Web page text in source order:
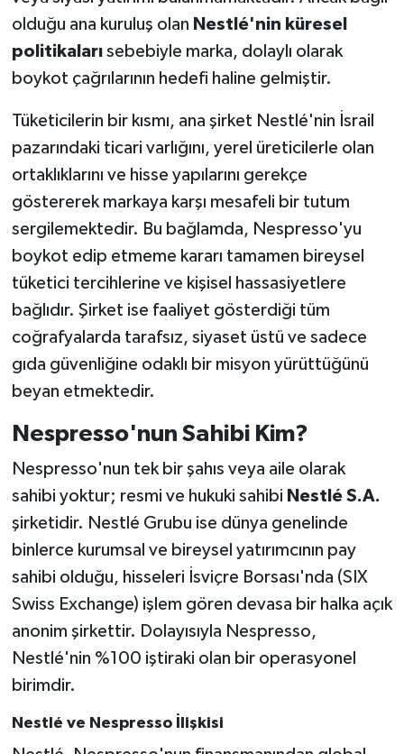
olduğu ana kuruluş olan Nestlé'nin küresel
politikalarısebebiyle marka, dolaylı olarak
boykot çağrılarının hedefi haline gelmiştir.
Tüketicilerin bir kısmı, ana şirket Nestlé'nin İsrail
pazarındaki ticari varlığını, yerel üreticilerle olan
ortaklıklarını ve hisse yapılarını gerekçe
göstererek markaya karşı mesafeli bir tutum
sergilemektedir. Bu bağlamda, Nespresso'yu
boykot edip etmeme kararı tamamen bireysel
tüketici tercihlerine ve kişisel hassasiyetlere
bağlıdır. Şirket ise faaliyet gösterdiği tüm
coğrafyalarda tarafsız, siyaset üstü ve sadece
gıda güvenliğine odaklı bir misyon yürüttüğünü
beyan etmektedir.
Nespresso'nun Sahibi Kim?
Nespresso'nun tek bir şahıs veya aile olarak
sahibi yoktur; resmi ve hukuki sahibi Nestlé S.A.
şirketidir. Nestlé Grubu ise dünya genelinde
binlerce kurumsal ve bireysel yatırımcının pay
sahibi olduğu, hisseleri İsviçre Borsası'nda (SIX
Swiss Exchange) işlem gören devasa bir halka açık
anonim şirkettir. Dolayısıyla Nespresso,
Nestlé'nin %100 iştiraki olan bir operasyonel
birimdir.
Nestlé ve Nespresso İlişkisi